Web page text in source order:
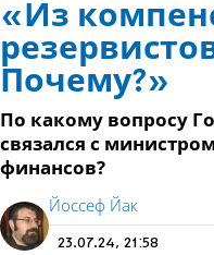
«Из
Почему?»
По какому вопросу
связался с
финансов?
Йоссеф Йак
23.07.24, 21:58